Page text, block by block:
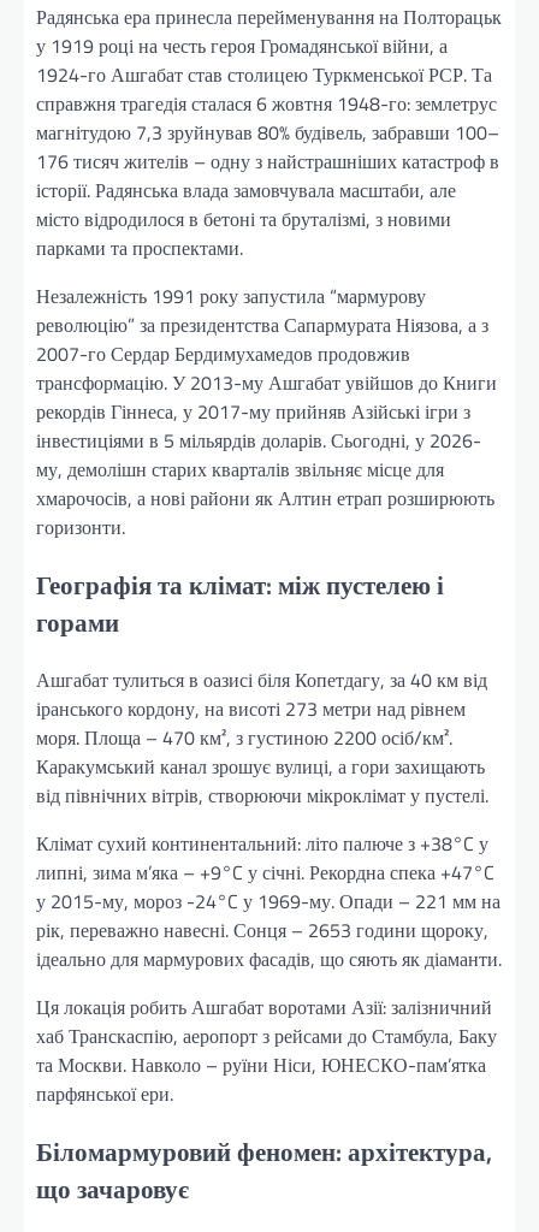
Радянська ера принесла перейменування на Полторацьк
у 1919 році на честь героя Громадянської війни, а
1924-го Ашгабат став столицею Туркменської РСР. Та
справжня трагедія сталася 6 жовтня 1948-го: землетрус
магнітудою 7,3 зруйнував 80% будівель, забравши 100–
176 тисяч жителів – одну з найстрашніших катастроф в
історії. Радянська влада замовчувала масштаби, але
місто відродилося в бетоні та бруталізмі, з новими
парками та проспектами.
Незалежність 1991 року запустила “мармурову
революцію” за президентства Сапармурата Ніязова, а з
2007-го Сердар Бердимухамедов продовжив
трансформацію. У 2013-му Ашгабат увійшов до Книги
рекордів Гіннеса, у 2017-му прийняв Азійські ігри з
інвестиціями в 5 мільярдів доларів. Сьогодні, у 2026-
му, демолішн старих кварталів звільняє місце для
хмарочосів, а нові райони як Алтин етрап розширюють
горизонти.
Географія та клімат: між пустелею і
горами
Ашгабат тулиться в оазисі біля Копетдагу, за 40 км від
іранського кордону, на висоті 273 метри над рівнем
моря. Площа – 470 км², з густиною 2200 осіб/км².
Каракумський канал зрошує вулиці, а гори захищають
від північних вітрів, створюючи мікроклімат у пустелі.
Клімат сухий континентальний: літо палюче з +38°C у
липні, зима м’яка – +9°C у січні. Рекордна спека +47°C
у 2015-му, мороз -24°C у 1969-му. Опади – 221 мм на
рік, переважно навесні. Сонця – 2653 години щороку,
ідеально для мармурових фасадів, що сяють як діаманти.
Ця локація робить Ашгабат воротами Азії: залізничний
хаб Транскаспію, аеропорт з рейсами до Стамбула, Баку
та Москви. Навколо – руїни Ніси, ЮНЕСКО-пам’ятка
парфянської ери.
Біломармуровий феномен: архітектура,
що зачаровує